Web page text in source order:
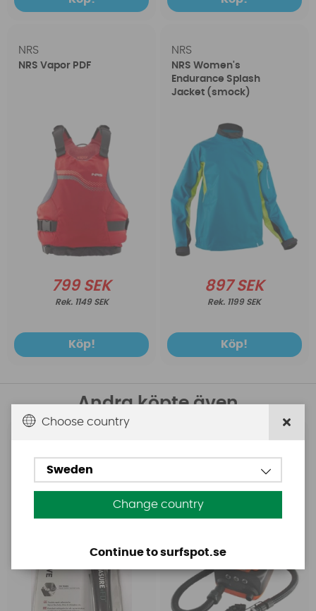
NRS
NRS Vapor PDF
799 SEK
1149 SEK
Köp!
NRS
NRS Women's
Endurance Splash
Jacket (smock)
897 SEK
1199 SEK
Köp!
Andra köpte även
Aquasure FD
Base Rechargeable
Choose country
Sweden
Change country
Continue to surfspot.se